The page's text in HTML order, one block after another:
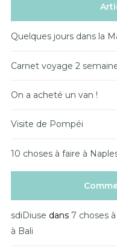
Quelques jours dans la
Carnet voyage 2
On a acheté un van !
Visite de Pompéi
10 choses à faire à
sdiDiuse dans 7 choses
à Bali